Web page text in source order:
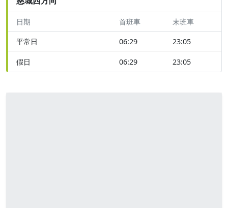
日期 首班車 末班車
平常日 06:29 23:05
假日 06:29 23:05